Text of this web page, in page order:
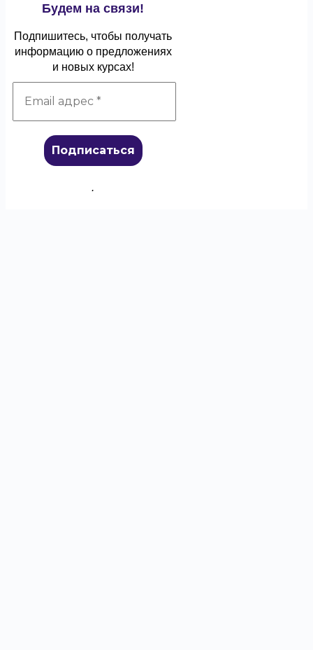
Будем на связи!
Подпишитесь, чтобы получать
информацию о предложениях
и новых курсах!
.